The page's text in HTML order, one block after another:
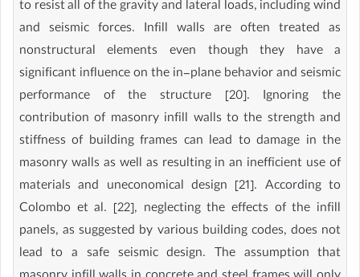
to resist all of the gravity and lateral loads, including wind
and seismic forces. Infill walls are often treated as
nonstructural elements even though they have a
significant influence on the in-plane behavior and seismic
performance of the structure [20]. Ignoring the
contribution of masonry infill walls to the strength and
stiffness of building frames can lead to damage in the
masonry walls as well as resulting in an inefficient use of
materials and uneconomical design [21]. According to
Colombo et al. [22], neglecting the effects of the infill
panels, as suggested by various building codes, does not
lead to a safe seismic design. The assumption that